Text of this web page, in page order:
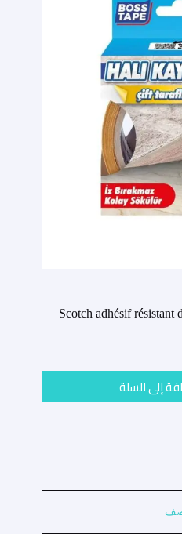
Scotch adhésif résistant
إلى السلة